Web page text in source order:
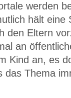
werden
hält eine
den Eltern
an
Kind an, es
das Thema